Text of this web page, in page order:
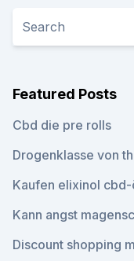
Featured Posts
Cbd die pre rolls
Drogenklasse von
Kaufen elixinol cbd-
Kann angst
Discount shopping